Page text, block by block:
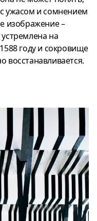
ужасом и сомнением
изображение –
на
году и сокровище